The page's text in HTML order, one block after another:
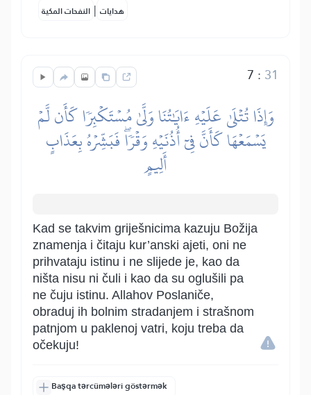
النفحات المكية | هدايات
7 : 31
وَإِذَا تُتۡلَىٰ عَلَيۡهِ ءَايَٰتُنَا وَلَّىٰ مُسۡتَكۡبِرٗا كَأَن لَّمۡ
يَسۡمَعۡهَا كَأَنَّ فِيٓ أُذُنَيۡهِ وَقۡرٗاۖ فَبَشِّرۡهُ بِعَذَابٍ
أَلِيمٍ
Kad se takvim griješnicima kazuju Božija
znamenja i čitaju kur’anski ajeti, oni ne
prihvataju istinu i ne slijede je, kao da
ništa nisu ni čuli i kao da su oglušili pa
ne čuju istinu. Allahov Poslaniče,
obraduj ih bolnim stradanjem i strašnom
patnjom u paklenoj vatri, koju treba da
očekuju!
Başqa tərcümələri göstərmək